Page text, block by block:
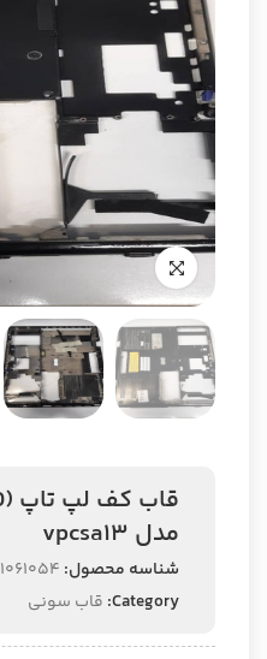
مدل vpcsa13
شناسه محصول: 1061054
Category: قاب سونی